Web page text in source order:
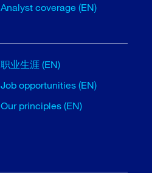
Analyst coverage (EN)
职业生涯 (EN)
Job opportunities (EN)
Our principles (EN)